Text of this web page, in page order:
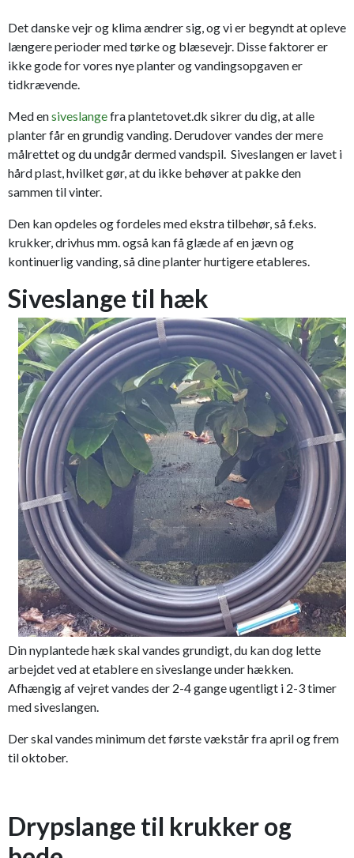
Det danske vejr og klima ændrer sig, og vi er begyndt at opleve
længere perioder med tørke og blæsevejr. Disse faktorer er
ikke gode for vores nye planter og vandingsopgaven er
tidkrævende.
Med ensiveslangefra plantetovet.dk sikrer du dig, at alle
planter får en grundig vanding. Derudover vandes der mere
målrettet og du undgår dermed vandspil. Siveslangen er lavet i
hård plast, hvilket gør, at du ikke behøver at pakke den
sammen til vinter.
Den kan opdeles og fordeles med ekstra tilbehør, så f.eks.
krukker, drivhus mm. også kan få glæde af en jævn og
kontinuerlig vanding, så dine planter hurtigere etableres.
Siveslange til hæk
Din nyplantede hæk skal vandes grundigt, du kan dog lette
arbejdet ved at etablere en siveslange under hækken.
Afhængig af vejret vandes der 2-4 gange ugentligt i 2-3 timer
med siveslangen.
Der skal vandes minimum det første vækstår fra april og frem
til oktober.
Drypslange til krukker og